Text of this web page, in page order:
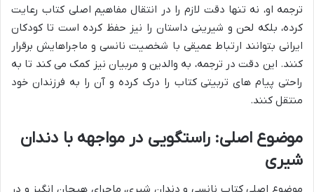
ترجمه او، نه تنها دقت لازم را در انتقال مفاهیم اصلی کتاب رعایت
کرده، بلکه لحن و شیرینی داستان را نیز حفظ کرده است تا کودکان
ایرانی بتوانند ارتباط عمیقی با شخصیت نانسی و ماجراهایش برقرار
کنند. این دقت در ترجمه، به والدین و مربیان نیز کمک می کند تا به
راحتی پیام های تربیتی کتاب را درک کرده و آن را به فرزندان خود
منتقل کنند.
موضوع اصلی: راستگویی در مواجهه با دندان
شیری
موضوع اصلی کتاب نانسی و دندان شیری، ماجرای هیجان انگیز و در